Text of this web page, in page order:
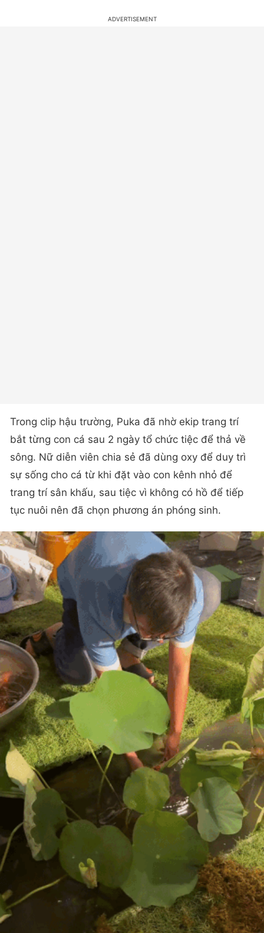
Trong clip hậu trường, Puka đã nhờ ekip trang trí
bắt từng con cá sau 2 ngày tổ chức tiệc để thả về
sông. Nữ diễn viên chia sẻ đã dùng oxy để duy trì
sự sống cho cá từ khi đặt vào con kênh nhỏ để
trang trí sân khấu, sau tiệc vì không có hồ để tiếp
tục nuôi nên đã chọn phương án phóng sinh.